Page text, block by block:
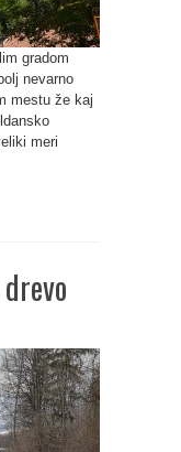
gradom
nevarno
mestu že kaj
meri